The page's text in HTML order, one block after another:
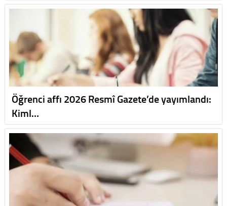
Öğrenci affı 2026 Resmî Gazete’de yayımlandı:
Kiml…